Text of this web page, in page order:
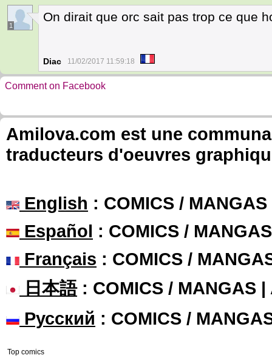
1
On dirait que orc sait pas trop ce que
Diac 11/02/2017 11:59:18
Comment on Facebook
Amilova.com est une
traducteurs d'oeuvres
English : COMICS /
Español : COMICS /
Français : COMICS /
日本語: COMICS / MANGAS |
Русский : COMICS /
Top comics